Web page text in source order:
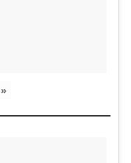
»